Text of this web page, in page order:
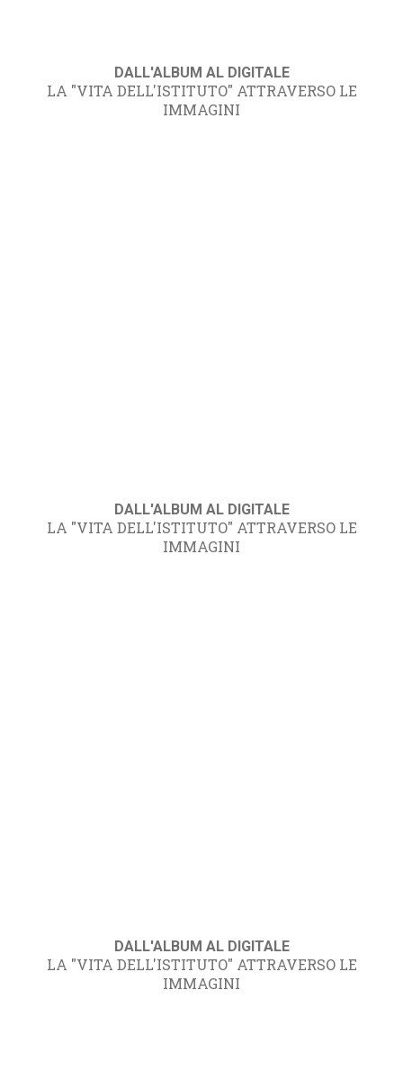
DALL'ALBUM AL DIGITALE
LA "VITA DELL'ISTITUTO" ATTRAVERSO LE
IMMAGINI
DALL'ALBUM AL DIGITALE
LA "VITA DELL'ISTITUTO" ATTRAVERSO LE
IMMAGINI
DALL'ALBUM AL DIGITALE
LA "VITA DELL'ISTITUTO" ATTRAVERSO LE
IMMAGINI